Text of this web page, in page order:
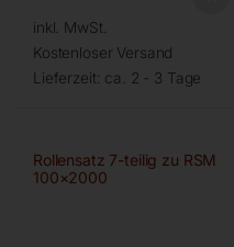
inkl. MwSt.
Kostenloser Versand
Lieferzeit: ca. 2 - 3 Tage
Rollensatz 7-teilig zu RSM
100×2000